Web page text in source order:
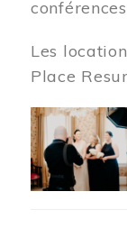
Les
Place
Image